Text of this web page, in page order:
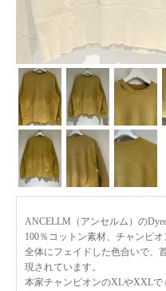
ANCELLM（アンセルム）の
100％コットン素材、チャンピ
全体にフェイドした色合いで、
現されています。
本家チャンピオンのXLやXXLで